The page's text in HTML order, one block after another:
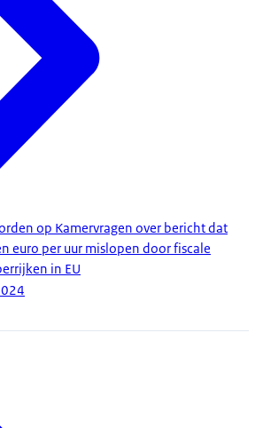
op Kamervragen over bericht dat
euro per uur mislopen door fiscale
in EU